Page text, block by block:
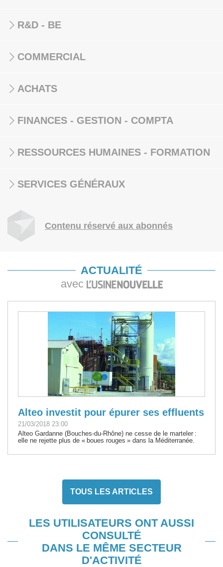
R&D - BE
COMMERCIAL
ACHATS
FINANCES - GESTION - COMPTA
RESSOURCES HUMAINES - FORMATION
SERVICES GÉNÉRAUX
Contenu réservé aux abonnés
ACTUALITÉ
avec
Alteo investit pour épurer ses effluents
21/03/2018 23:00
Alteo Gardanne (Bouches-du-Rhône) ne cesse de le marteler :
elle ne rejette plus de « boues rouges » dans la Méditerranée.
TOUS LES ARTICLES
LES UTILISATEURS ONT AUSSI
CONSULTÉ
DANS LE MÊME SECTEUR
D'ACTIVITÉ